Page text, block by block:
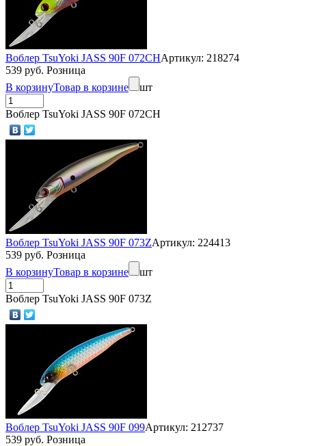
Воблер TsuYoki JASS 90F 072CHАртикул: 218274
539 руб. Розница
В корзинуТовар в корзине шт
Воблер TsuYoki JASS 90F 072CH
Воблер TsuYoki JASS 90F 073ZАртикул: 224413
539 руб. Розница
В корзинуТовар в корзине шт
Воблер TsuYoki JASS 90F 073Z
Воблер TsuYoki JASS 90F 099Артикул: 212737
539 руб. Розница